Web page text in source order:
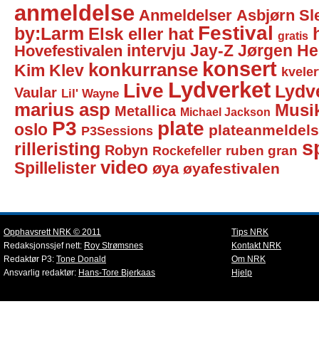
anmeldelse Anmeldelser Asbjørn
by:Larm Elsk eller hat Festival gratis
Hovefestivalen intervju Jay-Z Jørgen
Kim Klev konkurranse konsert
Vaular Lil' Wayne Live Lydverket
marius asp Metallica Michael Jackson
oslo P3 P3Sessions plate
rilleristing Robyn Rockefeller ruben gran
Spillelister video øya øyafestivalen
Opphavsrett NRK © 2011
Redaksjonssjef nett: Roy Strømsnes
Redaktør P3: Tone Donald
Ansvarlig redaktør: Hans-Tore Bjerkaas
Tips NRK
Kontakt NRK
Om NRK
Hjelp